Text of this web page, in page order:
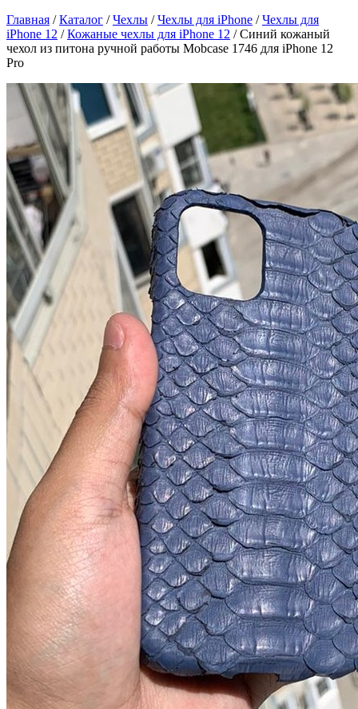
Главная /Каталог /Чехлы /Чехлы для iPhone /Чехлы для
iPhone 12 /Кожаные чехлы для iPhone 12 /Синий кожаный
чехол из питона ручной работы Mobcase 1746 для iPhone 12
Pro